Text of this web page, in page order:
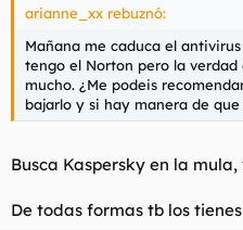
arianne_xx rebuznó:
Mañana me caduca el
tengo el Norton pero la
mucho. ¿Me podeis
bajarlo y si hay manera de
Busca Kaspersky en la
De todas formas tb los